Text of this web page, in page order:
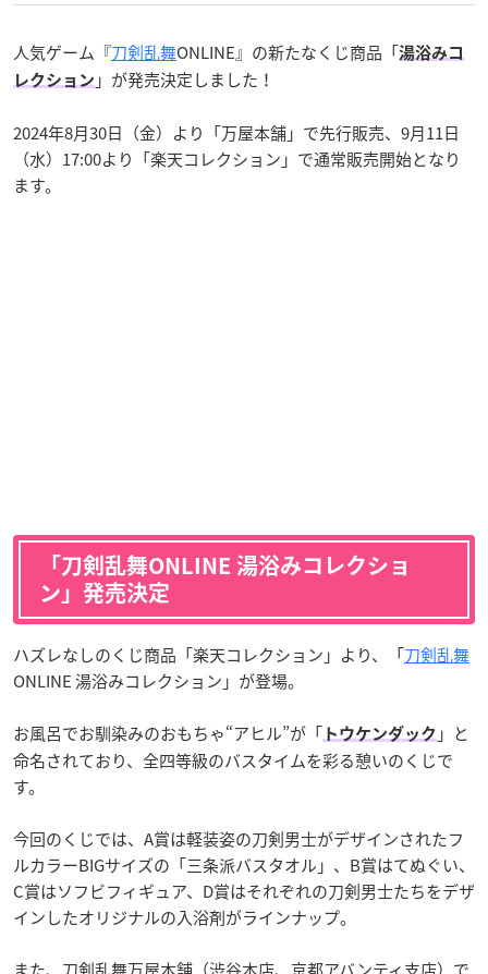
人気ゲーム『刀剣乱舞ONLINE』の新たなくじ商品「湯浴みコ
レクション 」が発売決定しました！
2024年8月30日（金）より「万屋本舗」で先行販売、9月11日
（水）17:00より「楽天コレクション」で通常販売開始となり
ます。
「刀剣乱舞ONLINE 湯浴みコレクショ
ン」発売決定
ハズレなしのくじ商品「楽天コレクション」より、「刀剣乱舞
ONLINE 湯浴みコレクション」が登場。
お風呂でお馴染みのおもちゃ“アヒル”が「 トウケンダック 」と
命名されており、全四等級のバスタイムを彩る憩いのくじで
す。
今回のくじでは、A賞は軽装姿の刀剣男士がデザインされたフ
ルカラーBIGサイズの「三条派バスタオル」、B賞はてぬぐい、
C賞はソフビフィギュア、D賞はそれぞれの刀剣男士たちをデザ
インしたオリジナルの入浴剤がラインナップ。